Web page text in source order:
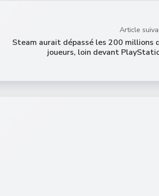
Article
Steam aurait dépassé les 200 millions
joueurs, loin devant